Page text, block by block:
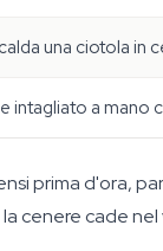
una ciotola in
intagliato a mano
prima d'ora,
cenere cade